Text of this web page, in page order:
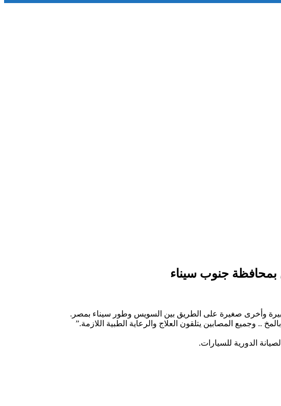
وجميع المصابين يتلقون العلاج والرعاية الطبية اللازمة.”
الدورية للسيارات.